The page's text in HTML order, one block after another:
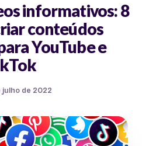
informativos: 8
conteúdos
YouTube e
julho de 2022